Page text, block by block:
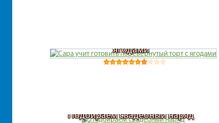
ягодами
Подбираем свадебный наряд